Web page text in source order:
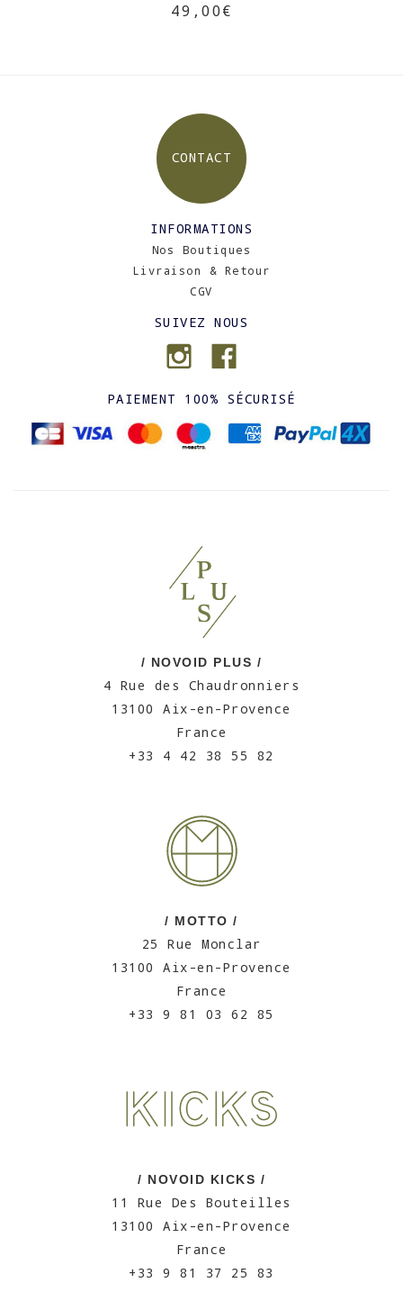
49,00€
CONTACT
INFORMATIONS
Nos Boutiques
Livraison & Retour
CGV
SUIVEZ NOUS
PAIEMENT 100% SÉCURISÉ
/ NOVOID PLUS /
4 Rue des Chaudronniers
13100 Aix-en-Provence
France
+33 4 42 38 55 82
/ MOTTO /
25 Rue Monclar
13100 Aix-en-Provence
France
+33 9 81 03 62 85
/ NOVOID KICKS /
11 Rue Des Bouteilles
13100 Aix-en-Provence
France
+33 9 81 37 25 83